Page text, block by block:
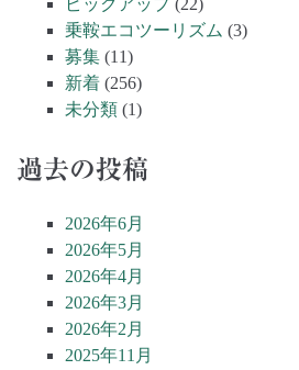
ピックアップ(22)
乗鞍エコツーリズム (3)
募集 (11)
新着 (256)
未分類 (1)
過去の投稿
2026年6月
2026年5月
2026年4月
2026年3月
2026年2月
2025年11月